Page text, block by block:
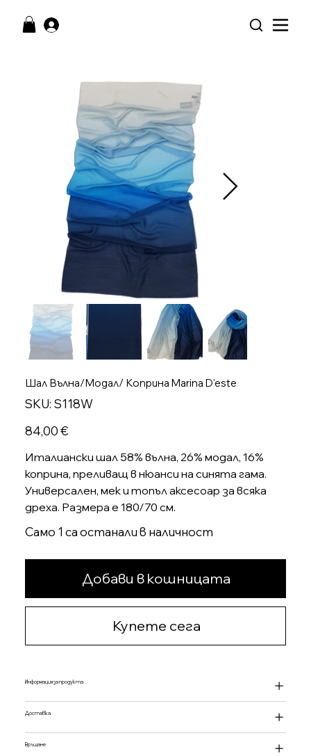
Шал Вълна/Модал/ Коприна Marina D'este
SKU: SKU
S118W
S118W
Цена
84,00 €
Италиански шал 58% вълна, 26% модал, 16%
коприна, преливащ в нюанси на синята гама.
Универсален, мек и топъл аксесоар за всяка
дреха. Размера е 180/70 см.
Само 1 са останали в наличност
Добави в кошницата
Купете сега
Информация за продукта
Доставка
Връщане